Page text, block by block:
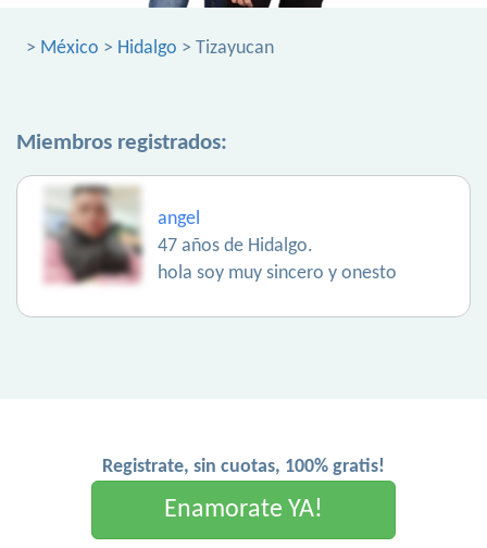
> México > Hidalgo > Tizayucan
Miembros registrados:
angel
47 años de Hidalgo.
hola soy muy sincero y onesto
Registrate, sin cuotas, 100% gratis!
Enamorate YA!